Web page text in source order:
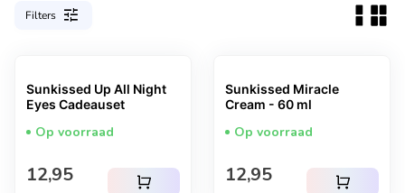
Filters tune
Sunkissed Up All Night
Eyes Cadeauset
Op voorraad
Normale prijs
12,95 shopping_cart
Sunkissed Miracle
Cream - 60 ml
Op voorraad
Normale prijs
12,95 shopping_cart